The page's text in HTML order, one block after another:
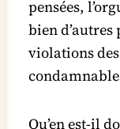
pensées,
bien d’autres
violations
Qu’en est-il